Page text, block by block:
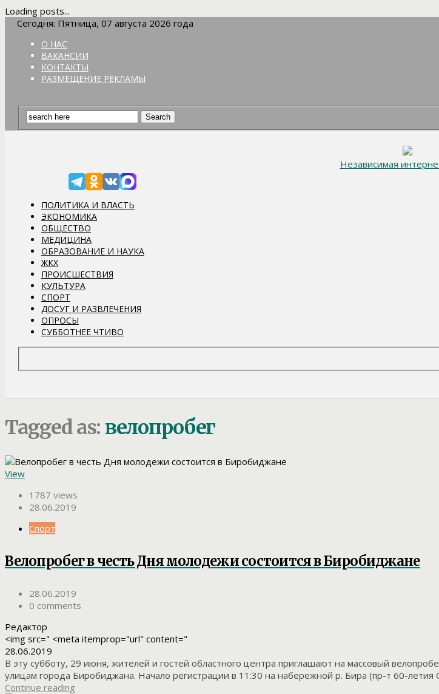
Loading posts...
Сегодня: Пятница, 07 августа 2026 года
О НАС
ВАКАНСИИ
КОНТАКТЫ
РАЗМЕЩЕНИЕ РЕКЛАМЫ
Независимая
ПОЛИТИКА И ВЛАСТЬ
ЭКОНОМИКА
ОБЩЕСТВО
МЕДИЦИНА
ОБРАЗОВАНИЕ И НАУКА
ЖКХ
ПРОИСШЕСТВИЯ
КУЛЬТУРА
СПОРТ
ДОСУГ И РАЗВЛЕЧЕНИЯ
ОПРОСЫ
СУББОТНЕЕ ЧТИВО
Tagged as: велопробег
View
1787 views
28.06.2019
Спорт
Велопробег в честь Дня молодежи состоится в Биробиджане
28.06.2019
0 comments
Редактор
<img src=" <meta itemprop="url" content="
28.06.2019
В эту субботу, 29 июня, жителей и гостей областного центра приглашают на массовый
улицам города Биробиджана. Начало регистрации в 11:30 на набережной р. Бира (пр-т 60-летия
Continue reading